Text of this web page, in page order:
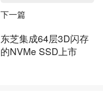
下一篇
东芝集成64层3D闪存
的NVMe SSD上市